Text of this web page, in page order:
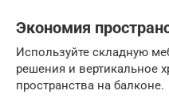
Экономия
Используйте складную
решения и вертикальное
пространства на балконе.